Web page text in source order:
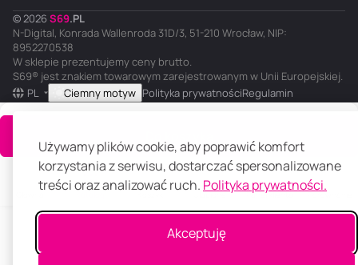
Używamy plików cookie, aby poprawić komfort
korzystania z serwisu, dostarczać spersonalizowane
treści oraz analizować ruch. Polityka prywatności.
Akceptuję
Ulubione Panel klienta Porównanie
© 2026 S69.PL
N-Digital, Konrada Wallenroda 31D/3, 51-210 Wrocław, NIP:
8952270538
W sklepie prezentujemy ceny brutto.
S69® jest znakiem towarowym zarejestrowanym w Unii Europejskiej.
PL
Ciemny motyw Polityka prywatnościRegulamin